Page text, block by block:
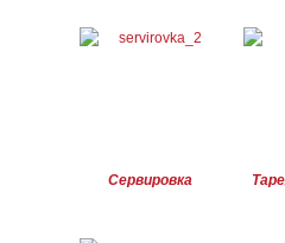
Сервировка